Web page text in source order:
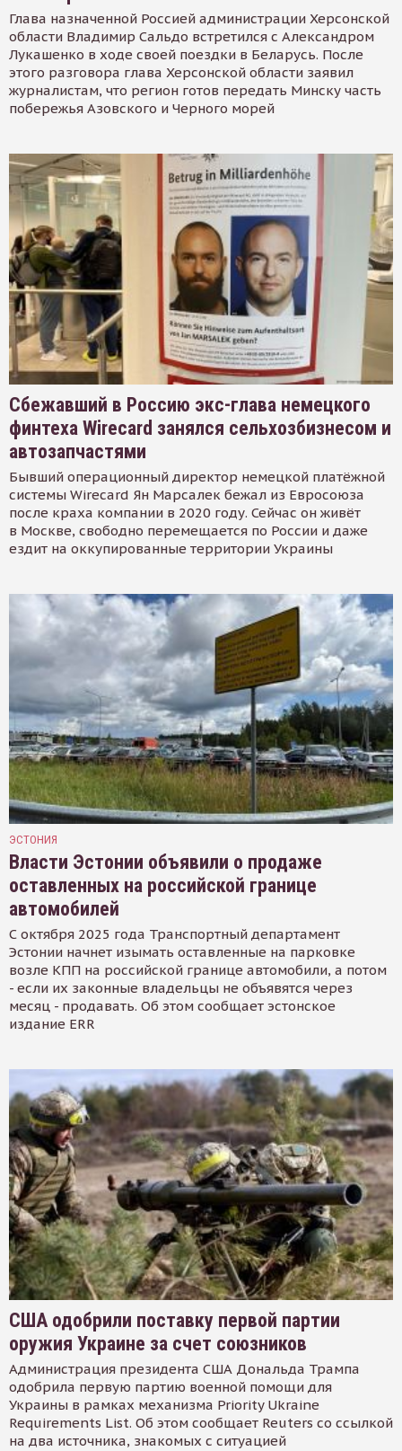
Глава назначенной Россией администрации Херсонской
области Владимир Сальдо встретился с Александром
Лукашенко в ходе своей поездки в Беларусь. После
этого разговора глава Херсонской области заявил
журналистам, что регион готов передать Минску часть
побережья Азовского и Черного морей
Сбежавший в Россию экс-глава немецкого
финтеха Wirecard занялся сельхозбизнесом и
автозапчастями
Бывший операционный директор немецкой платёжной
системы Wirecard Ян Марсалек бежал из Евросоюза
после краха компании в 2020 году. Сейчас он живёт
в Москве, свободно перемещается по России и даже
ездит на оккупированные территории Украины
ЭСТОНИЯ
Власти Эстонии объявили о продаже
оставленных на российской границе
автомобилей
С октября 2025 года Транспортный департамент
Эстонии начнет изымать оставленные на парковке
возле КПП на российской границе автомобили, а потом
- если их законные владельцы не объявятся через
месяц - продавать. Об этом сообщает эстонское
издание ERR
США одобрили поставку первой партии
оружия Украине за счет союзников
Администрация президента США Дональда Трампа
одобрила первую партию военной помощи для
Украины в рамках механизма Priority Ukraine
Requirements List. Об этом сообщает Reuters со ссылкой
на два источника, знакомых с ситуацией